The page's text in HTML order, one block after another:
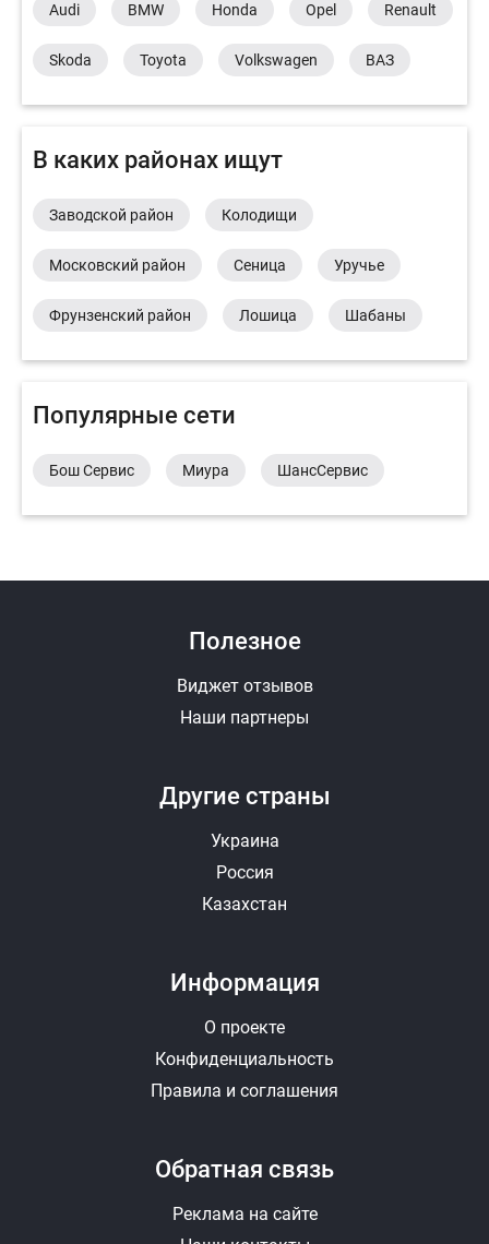
Audi BMW Honda Opel Renault
Skoda Toyota Volkswagen ВАЗ
В каких районах ищут
Заводской район Колодищи
Московский район Сеница Уручье
Фрунзенский район Лошица Шабаны
Популярные сети
Бош Сервис Миура ШансСервис
Другие страны
Украина
Россия
Казахстан
Полезное
Виджет отзывов
Наши партнеры
Информация
О проекте
Конфиденциальность
Правила и соглашения
Обратная связь
Реклама на сайте